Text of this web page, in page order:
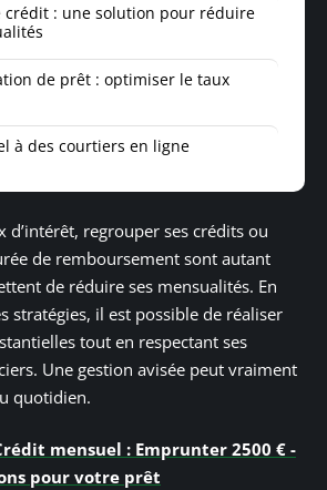
crédit : une solution pour réduire
de prêt : optimiser le taux
à des courtiers en ligne
d’intérêt, regrouper ses crédits ou
de remboursement sont autant
de réduire ses mensualités. En
stratégies, il est possible de réaliser
tout en respectant ses
Une gestion avisée peut vraiment
quotidien.
mensuel : Emprunter 2500 € -
pour votre prêt